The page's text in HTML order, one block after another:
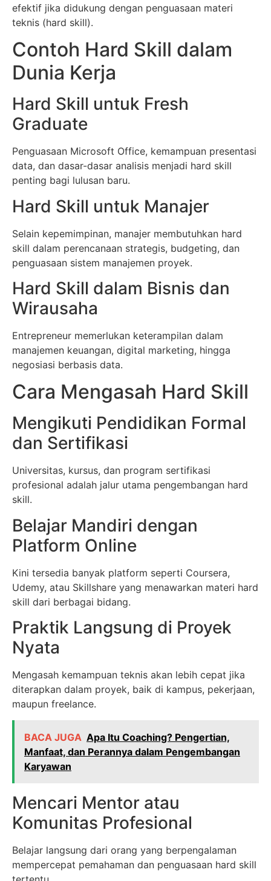
efektif jika didukung dengan penguasaan materi
teknis (hard skill).
Contoh Hard Skill dalam
Dunia Kerja
Hard Skill untuk Fresh
Graduate
Penguasaan Microsoft Office, kemampuan presentasi
data, dan dasar-dasar analisis menjadi hard skill
penting bagi lulusan baru.
Hard Skill untuk Manajer
Selain kepemimpinan, manajer membutuhkan hard
skill dalam perencanaan strategis, budgeting, dan
penguasaan sistem manajemen proyek.
Hard Skill dalam Bisnis dan
Wirausaha
Entrepreneur memerlukan keterampilan dalam
manajemen keuangan, digital marketing, hingga
negosiasi berbasis data.
Cara Mengasah Hard Skill
Mengikuti Pendidikan Formal
dan Sertifikasi
Universitas, kursus, dan program sertifikasi
profesional adalah jalur utama pengembangan hard
skill.
Belajar Mandiri dengan
Platform Online
Kini tersedia banyak platform seperti Coursera,
Udemy, atau Skillshare yang menawarkan materi hard
skill dari berbagai bidang.
Praktik Langsung di Proyek
Nyata
Mengasah kemampuan teknis akan lebih cepat jika
diterapkan dalam proyek, baik di kampus, pekerjaan,
maupun freelance.
BACA JUGA Apa Itu Coaching? Pengertian,
Manfaat, dan Perannya dalam Pengembangan
Karyawan
Mencari Mentor atau
Komunitas Profesional
Belajar langsung dari orang yang berpengalaman
mempercepat pemahaman dan penguasaan hard skill